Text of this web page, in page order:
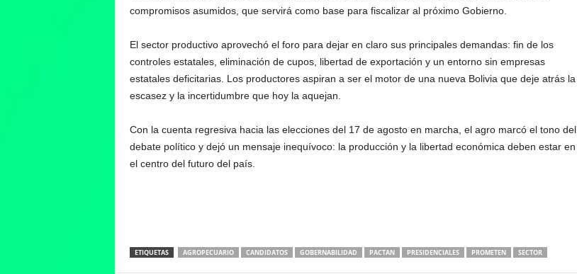
compromisos asumidos, que servirá como base para fiscalizar al próximo Gobierno.
El sector productivo aprovechó el foro para dejar en claro sus principales demandas: fin de los
controles estatales, eliminación de cupos, libertad de exportación y un entorno sin empresas
estatales deficitarias. Los productores aspiran a ser el motor de una nueva Bolivia que deje atrás la
escasez y la incertidumbre que hoy la aquejan.
Con la cuenta regresiva hacia las elecciones del 17 de agosto en marcha, el agro marcó el tono del
debate político y dejó un mensaje inequívoco: la producción y la libertad económica deben estar en
el centro del futuro del país.
ETIQUETAS AGROPECUARIO CANDIDATOS GOBERNABILIDAD PACTAN PRESIDENCIALES PROMETEN SECTOR